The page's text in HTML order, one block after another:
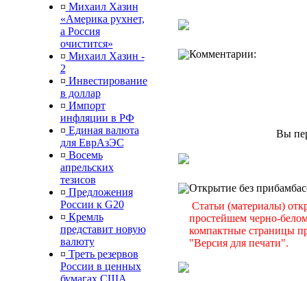
¤ Михаил Хазин
«Америка рухнет,
а Россия
очистится»
¤ Михаил Хазин -
2
¤ Инвестирование
в доллар
¤ Импорт
инфляции в РФ
¤ Единая валюта
для ЕврАзЭС
¤ Восемь
апрельских
тезисов
¤ Предложения
России к G20
¤ Кремль
представит новую
валюту
¤ Треть резервов
России в ценных
бумагах США
Комментарии:
Вы
Открытие без
Статьи (материалы)
простейшем черно-
компактные страницы
"Версия для печати".